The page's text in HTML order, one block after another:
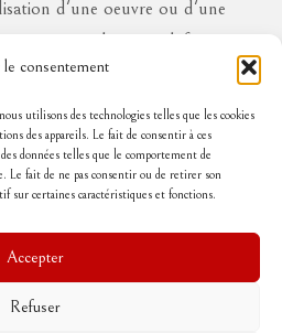
consentement
utilisons des technologies telles que les cookies
des appareils. Le fait de consentir à ces
données telles que le comportement de
Le fait de ne pas consentir ou de retirer son
sur certaines caractéristiques et fonctions.
Accepter
Refuser
d'une oeuvre ou d'une
commerciales ou à défaut en
forme que ce soit, est
de l'auteur, aux risques de se
et intérêts..
de cookies (UE)